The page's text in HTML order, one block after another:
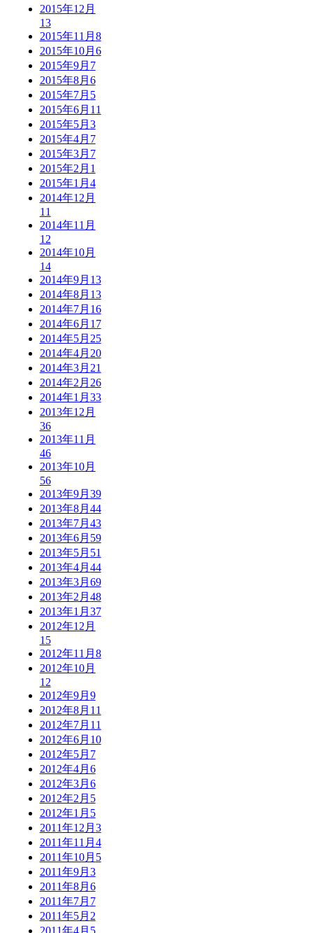
2015年12月
13
2015年11月 8
2015年10月 6
2015年9月 7
2015年8月 6
2015年7月 5
2015年6月 11
2015年5月 3
2015年4月 7
2015年3月 7
2015年2月 1
2015年1月 4
2014年12月
11
2014年11月
12
2014年10月
14
2014年9月 13
2014年8月 13
2014年7月 16
2014年6月 17
2014年5月 25
2014年4月 20
2014年3月 21
2014年2月 26
2014年1月 33
2013年12月
36
2013年11月
46
2013年10月
56
2013年9月 39
2013年8月 44
2013年7月 43
2013年6月 59
2013年5月 51
2013年4月 44
2013年3月 69
2013年2月 48
2013年1月 37
2012年12月
15
2012年11月 8
2012年10月
12
2012年9月 9
2012年8月 11
2012年7月 11
2012年6月 10
2012年5月 7
2012年4月 6
2012年3月 6
2012年2月 5
2012年1月 5
2011年12月 3
2011年11月 4
2011年10月 5
2011年9月 3
2011年8月 6
2011年7月 7
2011年5月 2
2011年4月 5